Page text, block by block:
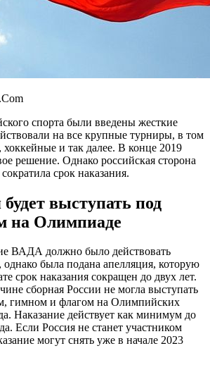
спорта были введены жесткие
на все крупные турниры, в том
и так далее. В конце 2019
решение. Однако российская сторона
срок наказания.
выступать под
на Олимпиаде
ВАДА должно было действовать
однако была подана апелляция, которую
срок наказания сокращен до двух лет.
сборная России не могла выступать
гимном и флагом на Олимпийских
Наказание действует как минимум до
Если Россия не станет участником
могут снять уже в начале 2023